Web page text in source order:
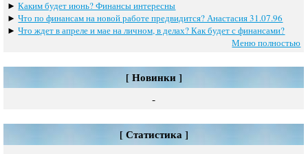
►Каким будет июнь? Финансы интересны
►Что по финансам на новой работе предвидится? Анастасия 31.07.96
►Что ждет в апреле и мае на личном, в делах? Как будет с финансами?
Меню полностью
[ Новинки ]
-
[ Статистика ]